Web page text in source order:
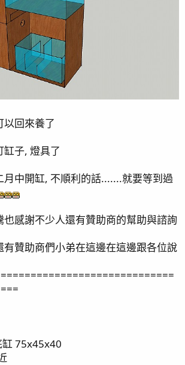
以回來養了
子, 燈具了
月中開缸, 不順利的話.......就要等到過
感謝不少人還有贊助商的幫助與諮詢
有贊助商們小弟在這邊在這邊跟各位說
75x45x40